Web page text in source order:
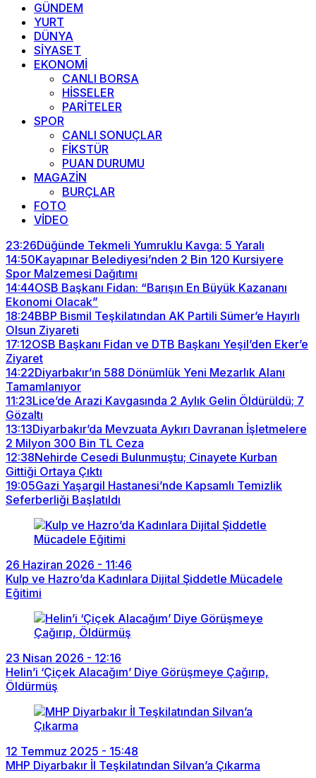
GÜNDEM
YURT
DÜNYA
SİYASET
EKONOMİ
CANLI BORSA
HİSSELER
PARİTELER
SPOR
CANLI SONUÇLAR
FİKSTÜR
PUAN DURUMU
MAGAZİN
BURÇLAR
FOTO
VİDEO
23:26Düğünde Tekmeli Yumruklu Kavga: 5 Yaralı
14:50Kayapınar Belediyesi’nden 2 Bin 120 Kursiyere
Spor Malzemesi Dağıtımı
14:44OSB Başkanı Fidan: “Barışın En Büyük Kazananı
Ekonomi Olacak”
18:24BBP Bismil Teşkilatından AK Partili Sümer’e Hayırlı
Olsun Ziyareti
17:12OSB Başkanı Fidan ve DTB Başkanı Yeşil’den Eker’e
Ziyaret
14:22Diyarbakır’ın 588 Dönümlük Yeni Mezarlık Alanı
Tamamlanıyor
11:23Lice’de Arazi Kavgasında 2 Aylık Gelin Öldürüldü; 7
Gözaltı
13:13Diyarbakır’da Mevzuata Aykırı Davranan İşletmelere
2 Milyon 300 Bin TL Ceza
12:38Nehirde Cesedi Bulunmuştu; Cinayete Kurban
Gittiği Ortaya Çıktı
19:05Gazi Yaşargil Hastanesi’nde Kapsamlı Temizlik
Seferberliği Başlatıldı
26 Haziran 2026 - 11:46
Kulp ve Hazro’da Kadınlara Dijital Şiddetle Mücadele
Eğitimi
23 Nisan 2026 - 12:16
Helin’i ‘Çiçek Alacağım’ Diye Görüşmeye Çağırıp,
Öldürmüş
12 Temmuz 2025 - 15:48
MHP Diyarbakır İl Teşkilatından Silvan’a Çıkarma